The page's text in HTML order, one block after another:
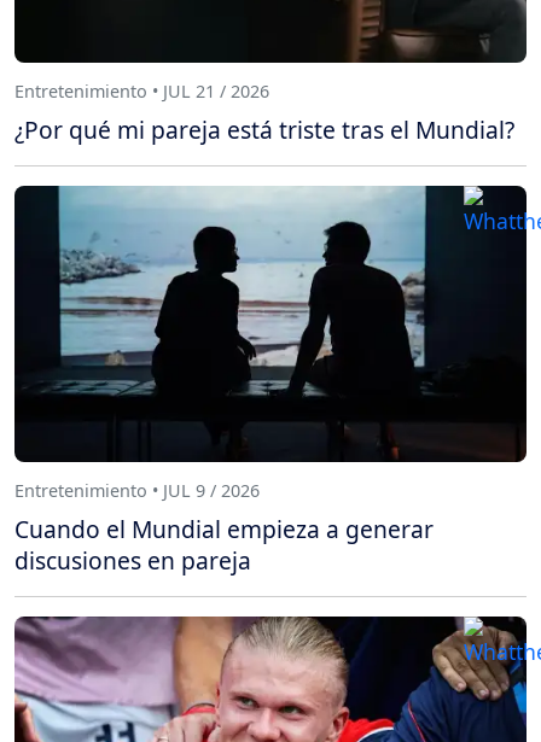
Entretenimiento • JUL 21 / 2026
¿Por qué mi pareja está triste tras el Mundial?
Entretenimiento • JUL 9 / 2026
Cuando el Mundial empieza a generar
discusiones en pareja